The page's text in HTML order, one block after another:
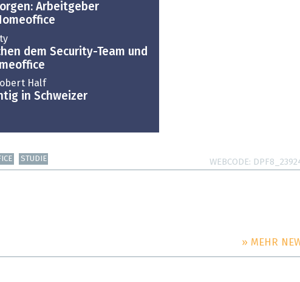
Arbeitgeber
dem Security-Team und
Half
in Schweizer
STUDIE WEBCODE
» MEHR